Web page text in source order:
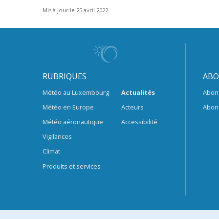
Mis à jour le 25 avril 2022
RUBRIQUES
Météo au Luxembourg
Météo en Europe
Météo aéronautique
Vigilances
Climat
Produits et services
Actualités
Acteurs
Accessibilité